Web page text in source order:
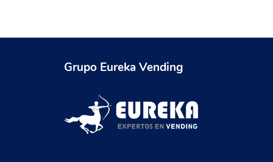
Grupo Eureka Vending